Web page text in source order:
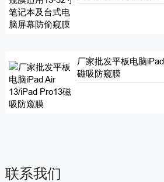
厂家批发平板电脑
磁吸防窥膜
联系我们